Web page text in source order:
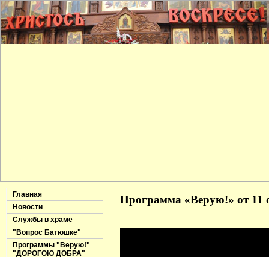
Главная
Новости
Службы в храме
"Вопрос Батюшке"
Программы "Верую!"
"ДОРОГОЮ ДОБРА"
Программа «Верую!» от 11